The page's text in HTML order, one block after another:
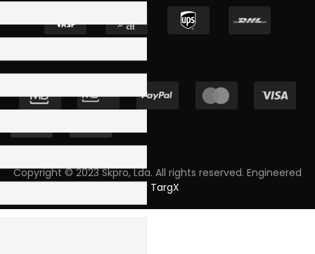
Copyright © 2023 Skpro, Lda. All rights reserved. Engineered
by TargX